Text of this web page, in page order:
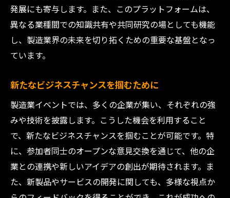
発展にも寄与します。また、このプラットフォームは、
異なる業種間での知識共有や共同研究の場としても機能
し、製造業界の未来を切り拓くための重要な基盤となっ
ています。
新たなビジネスチャンスを掴むために
製造業イベントでは、多くの企業が集い、それぞれの強
みや技術を披露します。こうした機会を利用すること
で、新たなビジネスチャンスを掴むことが可能です。特
に、参加者同士のオープンな意見交換を通じて、他の企
業との連携や新しいアイデアの創出が期待されます。ま
た、新製品やサービスの開発に関しても、多様な視点か